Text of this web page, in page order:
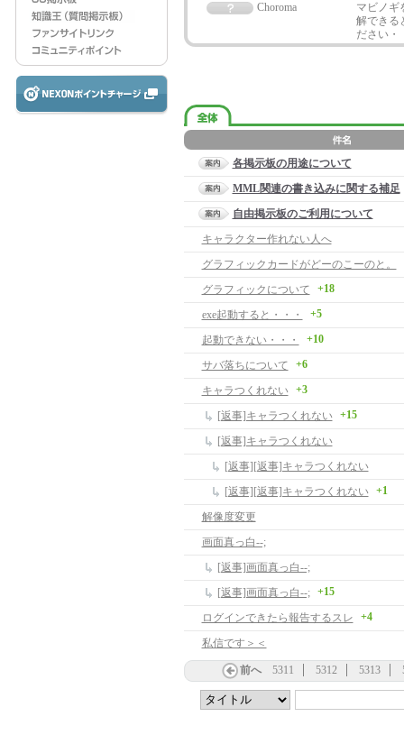
Choroma
マビノギ
解できる
ださい・
各掲示板の用途について
MML関連の書き込みに関する補足
自由掲示板のご利用について
キャラクター作れない人へ
グラフィックカードがどーのこーのと。
グラフィックについて +18
exe起動すると・・・ +5
起動できない・・・ +10
サバ落ちについて +6
キャラつくれない +3
[返事]キャラつくれない +15
[返事]キャラつくれない
[返事][返事]キャラつくれない
[返事][返事]キャラつくれない
+1
解像度変更
画面真っ白--;
[返事]画面真っ白--;
[返事]画面真っ白--;
+15
ログインできたら報告するスレ +4
私信です＞＜
前へ 5311 5312 5313